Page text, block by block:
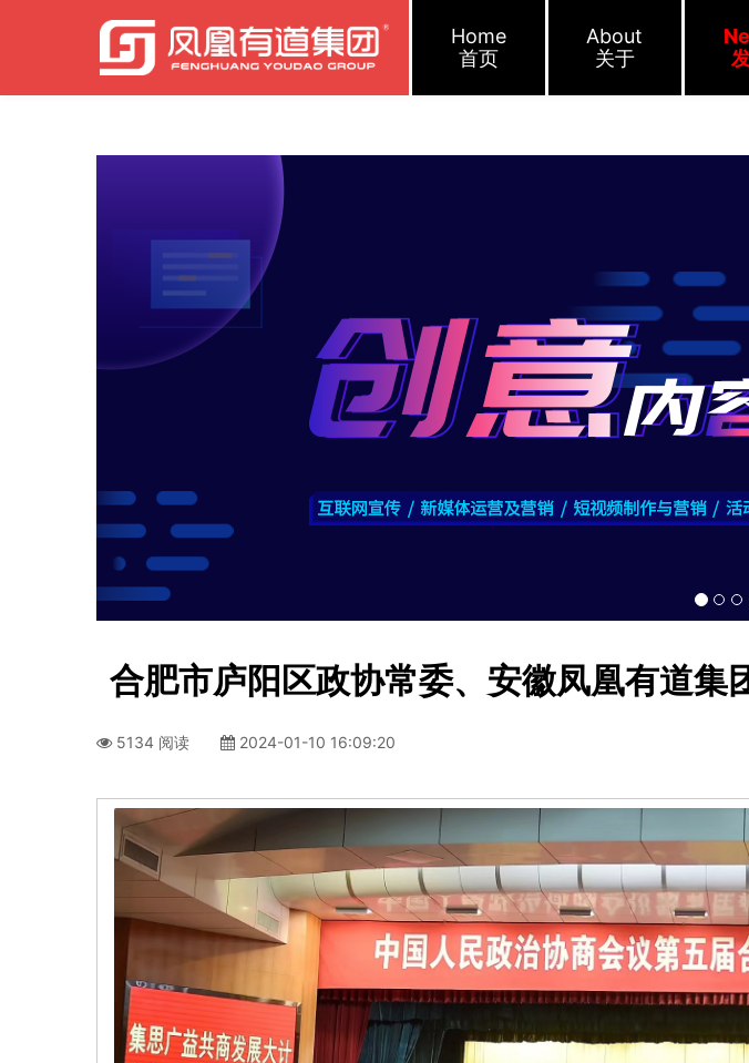
Home
首页
About
关于
合肥市庐阳区政协常委、安徽凤凰有道
5134 阅读 2024-01-10 16:09:20